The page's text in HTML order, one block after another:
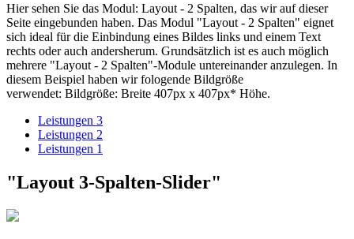
Hier sehen Sie das Modul: Layout - 2 Spalten, das wir auf dieser
Seite eingebunden haben. Das Modul "Layout - 2 Spalten" eignet
sich ideal für die Einbindung eines Bildes links und einem Text
rechts oder auch andersherum. Grundsätzlich ist es auch möglich
mehrere "Layout - 2 Spalten"-Module untereinander anzulegen. In
diesem Beispiel haben wir fologende Bildgröße
verwendet: Bildgröße: Breite 407px x 407px* Höhe.
Leistungen 3
Leistungen 2
Leistungen 1
"Layout 3-Spalten-Slider"